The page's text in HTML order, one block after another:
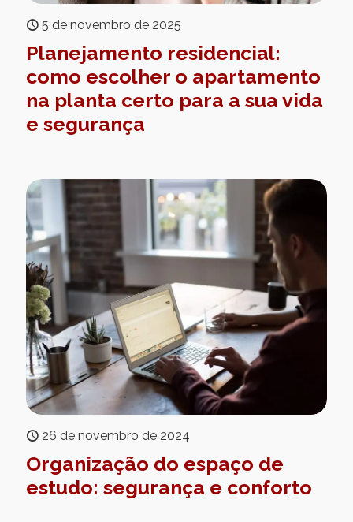
5 de novembro de 2025
Planejamento residencial:
como escolher o apartamento
na planta certo para a sua vida
e segurança
26 de novembro de 2024
Organização do espaço de
estudo: segurança e conforto